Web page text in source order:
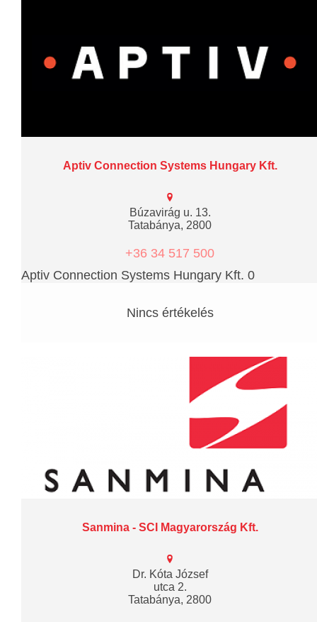
Aptiv Connection Systems Hungary Kft.
Búzavirág u. 13.
Tatabánya, 2800
+36 34 517 500
Aptiv Connection Systems Hungary Kft. 0
Nincs értékelés
Sanmina - SCI Magyarország Kft.
Dr. Kóta József
utca 2.
Tatabánya, 2800